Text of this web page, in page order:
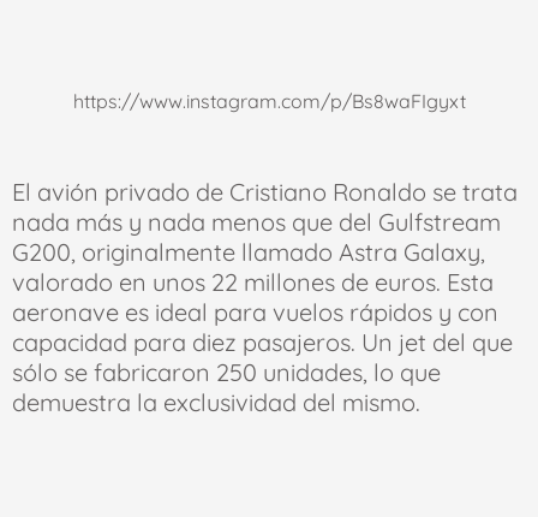
https://www.instagram.com/p/Bs8waFIgyxt
El avión privado de Cristiano Ronaldo se trata
nada más y nada menos que del Gulfstream
G200, originalmente llamado Astra Galaxy,
valorado en unos 22 millones de euros. Esta
aeronave es ideal para vuelos rápidos y con
capacidad para diez pasajeros. Un jet del que
sólo se fabricaron 250 unidades, lo que
demuestra la exclusividad del mismo.